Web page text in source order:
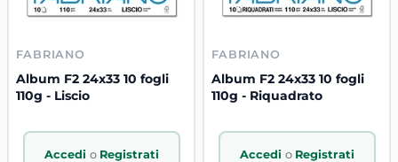
FABRIANO
Album F2 24x33 10 fogli
110g - Liscio
Accedi o Registrati
FABRIANO
Album F2 24x33 10 fogli
110g - Riquadrato
Accedi o Registrati